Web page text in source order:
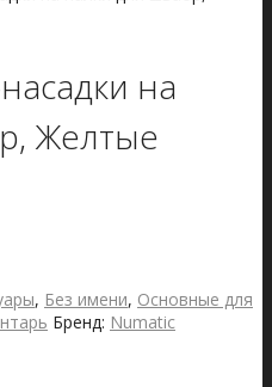
на
Желтые
, Без имени, Основные для
Бренд: Numatic